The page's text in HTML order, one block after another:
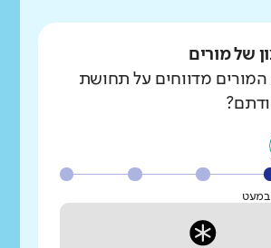
של מורים
המורים מדווחים על תחושת
במעט